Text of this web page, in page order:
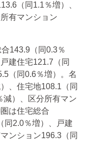
（同1.1％増）、
有マンション
143.9（同0.3％
建住宅121.7（同
（同0.6％増）。名
、住宅地108.1（同
減）、区分所有マン
は住宅総合
同2.0％増）、戸建
ンション196.3（同